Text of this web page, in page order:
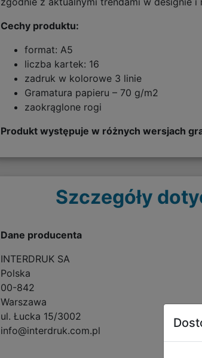
Cechy produktu:
format: A5
liczba kartek: 16
zadruk w kolorowe 3 linie
Gramatura papieru – 70 g/m2
zaokrąglone rogi
Produkt występuje w różnych wersjach
Szczegóły
Dane producenta
INTERDRUK SA
Polska
00-842
Warszawa
ul. Łucka 15/3002
info@interdruk.com.pl